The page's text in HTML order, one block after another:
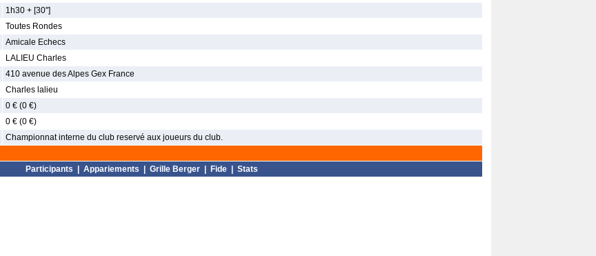
1h30 + [30'']
Toutes Rondes
Amicale Echecs
LALIEU Charles
410 avenue des Alpes Gex France
Charles lalieu
0 € (0 €)
0 € (0 €)
Championnat interne du club reservé aux joueurs du club.
Participants Appariements Grille Berger| Fide| Stats